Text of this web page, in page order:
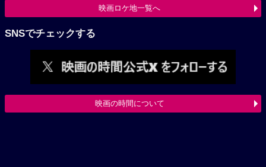
映画ロケ地一覧へ
SNSでチェックする
映画の時間について